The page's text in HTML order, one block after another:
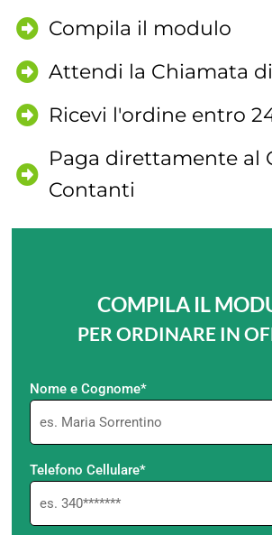
Compila il modulo
Attendi la Chiamata
Ricevi l'ordine entro
Paga direttamente al
Contanti
COMPILA IL
PER ORDINARE IN
Nome e Cognome*
Telefono Cellulare*